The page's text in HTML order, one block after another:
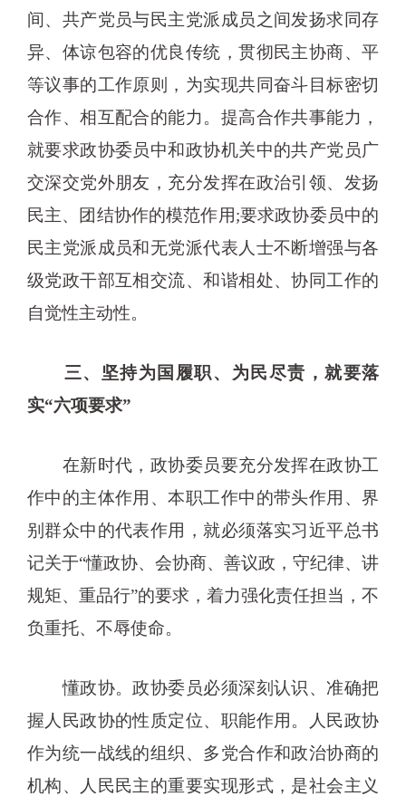
间、共产党员与民主党派成员之间发扬求同存
异、体谅包容的优良传统，贯彻民主协商、平
等议事的工作原则，为实现共同奋斗目标密切
合作、相互配合的能力。提高合作共事能力，
就要求政协委员中和政协机关中的共产党员广
交深交党外朋友，充分发挥在政治引领、发扬
民主、团结协作的模范作用;要求政协委员中的
民主党派成员和无党派代表人士不断增强与各
级党政干部互相交流、和谐相处、协同工作的
自觉性主动性。
三、坚持为国履职、为民尽责，就要落
实“六项要求”
在新时代，政协委员要充分发挥在政协工
作中的主体作用、本职工作中的带头作用、界
别群众中的代表作用，就必须落实习近平总书
记关于“懂政协、会协商、善议政，守纪律、讲
规矩、重品行”的要求，着力强化责任担当，不
负重托、不辱使命。
懂政协。政协委员必须深刻认识、准确把
握人民政协的性质定位、职能作用。人民政协
作为统一战线的组织、多党合作和政治协商的
机构、人民民主的重要实现形式，是社会主义